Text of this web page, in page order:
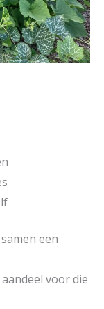
een
voor die